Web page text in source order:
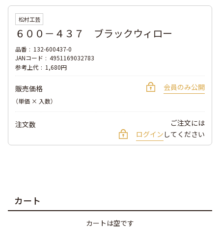
松村工芸
６００－４３７ ブラックウィロー
品番
132-600437-0
JANコード
4951169032783
参考上代
1,680円
販売価格
（単価 × 入数）
会員のみ公開
注文数
ご注文には
ログイン してください
カート
カートは空です